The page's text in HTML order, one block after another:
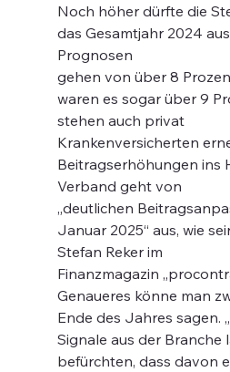
Noch höher dürfte die
das Gesamtjahr 2024
Prognosen
gehen von über 8
waren es sogar über 9
stehen auch privat
Krankenversicherten
Beitragserhöhungen ins
Verband geht von
„deutlichen
Januar 2025“ aus, wie
Stefan Reker im
Finanzmagazin
Genaueres könne man
Ende des Jahres sagen.
Signale aus der Branche
befürchten, dass davon